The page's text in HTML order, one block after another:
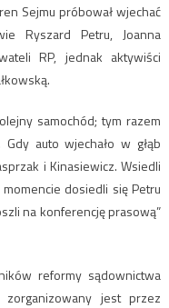
Sejmu próbował wjechać
Ryszard Petru, Joanna
RP, jednak aktywiści
samochód; tym razem
Gdy auto wjechało w głąb
i Kinasiewicz. Wsiedli
dosiedli się Petru
na konferencję prasową”
reformy sądownictwa
zorganizowany jest przez